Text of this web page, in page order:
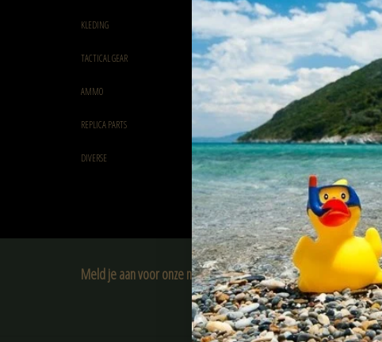
KLEDING
TACTICAL GEAR
AMMO
REPLICA PARTS
DIVERSE
Meld je aan voor onze nieuwsbrief:
ABONNEER